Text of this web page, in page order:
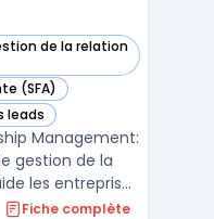
de la relation
catégorie
(SFA)
catégorie
leads
catégorie
Management:
gestion de la
les entreprises
les
Fiche complète